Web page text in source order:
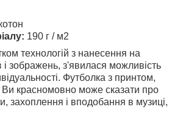
190 г / м2
технологій з нанесення на
і зображень, з'явилася можливість
Футболка з принтом,
Ви красномовно може сказати про
захоплення і вподобання в музиці,